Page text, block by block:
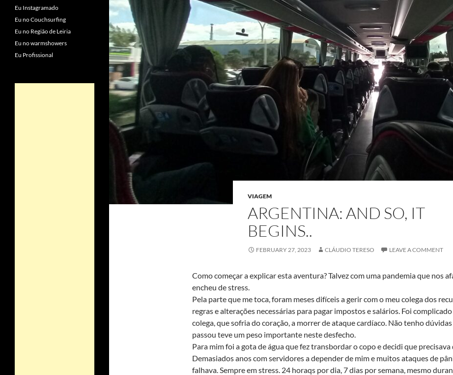
VIAGEM
ARGENTINA: AND SO, IT
BEGINS..
FEBRUARY 27, 2023 CLÁUDIO TERESO LEAVE A COMMENT
Como começar a explicar esta aventura? Talvez com uma pandemia que nos
encheu de stress.
Pela parte que me toca, foram meses difíceis a gerir com o meu colega dos
regras e alterações necessárias para pagar impostos e salários. Foi
colega, que sofria do coração, a morrer de ataque cardíaco. Não tenho
passou teve um peso importante neste desfecho.
Para mim foi a gota de água que fez transbordar o copo e decidi que precisava
Demasiados anos com servidores a depender de mim e muitos ataques de
falhava. Sempre em stress. 24 horaqs por dia, 7 dias por semana, mesmo
Eu Instagramado
Eu no Couchsurfing
Eu no Região de Leiria
Eu no warmshowers
Eu Profissional